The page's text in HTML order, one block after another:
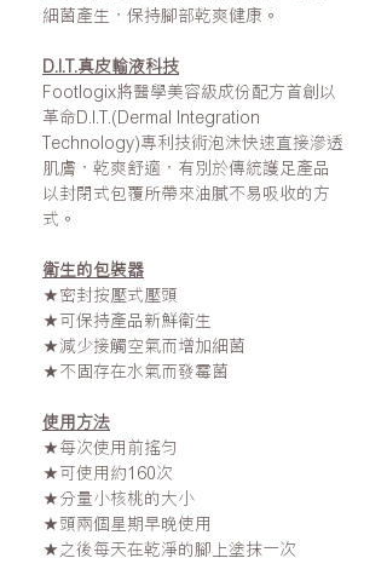
細菌產生，保持腳部乾爽健康。
D.I.T.真皮輸液科技
Footlogix將醫學美容級成份配方首創以
革命D.I.T.(Dermal Integration
Technology)專利技術泡沬快速直接滲透
肌膚，乾爽舒適，有別於傳統護足產品
以封閉式包覆所帶來油膩不易吸收的方
式。
衛生的包裝器
★密封按壓式壓頭
★可保持產品新鮮衛生
★減少接觸空氣而增加細菌
★不固存在水氣而發霉菌
使用方法
★每次使用前搖勻
★可使用約160次
★分量小核桃的大小
★頭兩個星期早晚使用
★之後每天在乾淨的腳上塗抹一次